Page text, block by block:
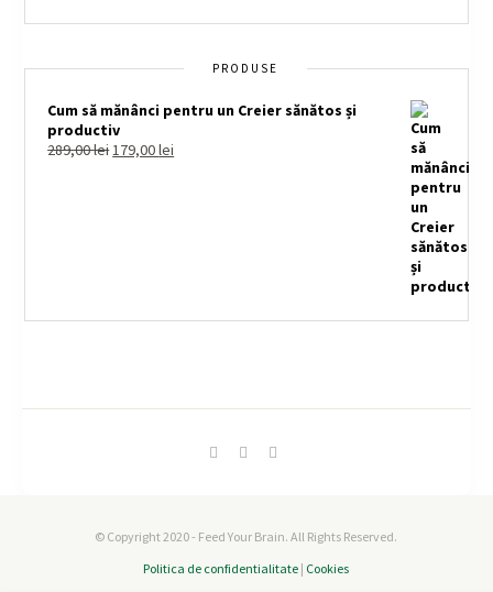
PRODUSE
Cum să mănânci pentru un Creier sănătos și
productiv
289,00lei179,00lei
© Copyright 2020 - Feed Your Brain. All Rights Reserved.
Politica de confidentialitate | Cookies